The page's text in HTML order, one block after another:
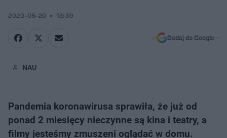
2020-05-20 13:39
Dodaj do Google
NAU
Pandemia koronawirusa sprawiła, że już od
ponad 2 miesięcy nieczynne są kina i teatry, a
filmy jesteśmy zmuszeni oglądać w domu.